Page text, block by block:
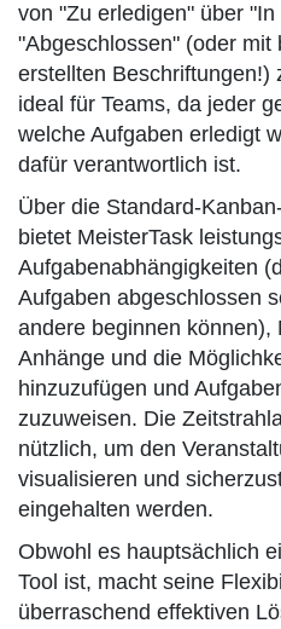
von "Zu erledigen" über
"Abgeschlossen" (oder mit
erstellten Beschriftungen!)
ideal für Teams, da jeder
welche Aufgaben erledigt
dafür verantwortlich ist.
Über die Standard-
bietet MeisterTask
Aufgabenabhängigkeiten
Aufgaben abgeschlossen
andere beginnen können),
Anhänge und die
hinzuzufügen und
zuzuweisen. Die
nützlich, um den
visualisieren und
eingehalten werden.
Obwohl es hauptsächlich
Tool ist, macht seine
überraschend effektiven